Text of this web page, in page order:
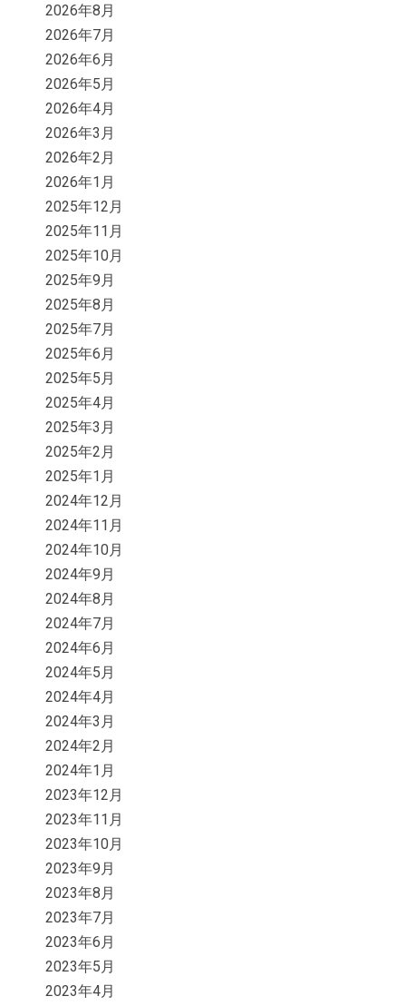
2026年8月
2026年7月
2026年6月
2026年5月
2026年4月
2026年3月
2026年2月
2026年1月
2025年12月
2025年11月
2025年10月
2025年9月
2025年8月
2025年7月
2025年6月
2025年5月
2025年4月
2025年3月
2025年2月
2025年1月
2024年12月
2024年11月
2024年10月
2024年9月
2024年8月
2024年7月
2024年6月
2024年5月
2024年4月
2024年3月
2024年2月
2024年1月
2023年12月
2023年11月
2023年10月
2023年9月
2023年8月
2023年7月
2023年6月
2023年5月
2023年4月